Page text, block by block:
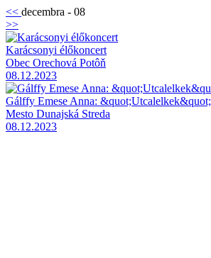
<< decembra - 08
>>
Karácsonyi élőkoncert
Obec Orechová Potôň
08.12.2023
Gálffy Emese Anna: &quot;Utcalelkek&quot;
Mesto Dunajská Streda
08.12.2023